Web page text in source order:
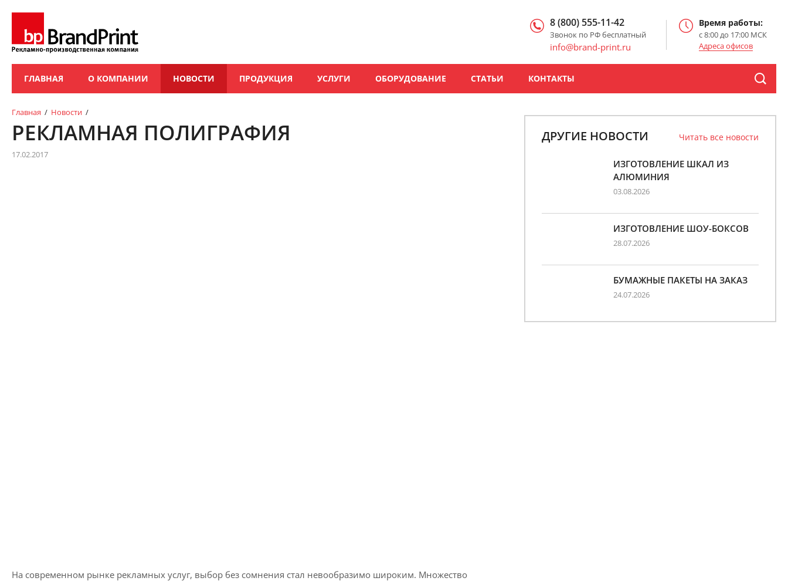
8 (800) 555-11-42
Звонок по РФ бесплатный
info@brand-print.ru
Время работы:
с 8:00 до 17:00 МСК
Адреса офисов
ГЛАВНАЯ О КОМПАНИИ НОВОСТИ ПРОДУКЦИЯ УСЛУГИ ОБОРУДОВАНИЕ СТАТЬИ КОНТАКТЫ
Главная / Новости /
РЕКЛАМНАЯ ПОЛИГРАФИЯ
17.02.2017
На современном рынке рекламных услуг, выбор без сомнения стал невообразимо широким. Множество
ДРУГИЕ НОВОСТИ Читать все новости
ИЗГОТОВЛЕНИЕ ШКАЛ ИЗ
АЛЮМИНИЯ
03.08.2026
ИЗГОТОВЛЕНИЕ ШОУ-БОКСОВ
28.07.2026
БУМАЖНЫЕ ПАКЕТЫ НА ЗАКАЗ
24.07.2026